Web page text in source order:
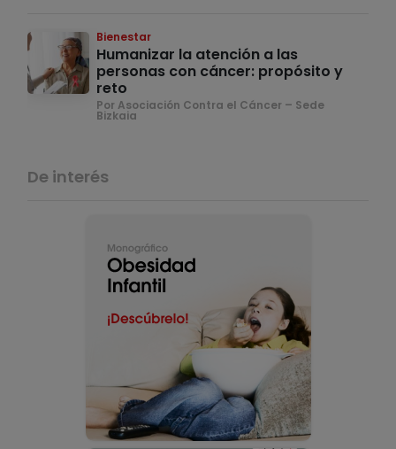
Bienestar
Humanizar la atención a las
personas con cáncer: propósito y
reto
Por Asociación Contra el Cáncer – Sede
Bizkaia
De interés